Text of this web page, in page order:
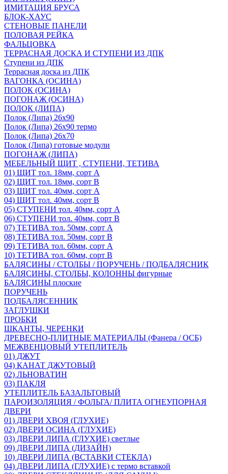
ИМИТАЦИЯ БРУСА
БЛОК-ХАУС
СТЕНОВЫЕ ПАНЕЛИ
ПОЛОВАЯ РЕЙКА
ФАЛЬЦОВКА
ТЕРРАСНАЯ ДОСКА И СТУПЕНИ ИЗ ДПК
Ступени из ДПК
Террасная доска из ДПК
ВАГОНКА (ОСИНА)
ПОЛОК (ОСИНА)
ПОГОНАЖ (ОСИНА)
ПОЛОК (ЛИПА)
Полок (Липа) 26х90
Полок (Липа) 26х90 термо
Полок (Липа) 26х70
Полок (Липа) готовые модули
ПОГОНАЖ (ЛИПА)
МЕБЕЛЬНЫЙ ЩИТ , СТУПЕНИ, ТЕТИВА
01) ЩИТ тол. 18мм, сорт А
02) ЩИТ тол. 18мм, сорт В
03) ЩИТ тол. 40мм, сорт А
04) ЩИТ тол. 40мм, сорт В
05) СТУПЕНИ тол. 40мм, сорт А
06) СТУПЕНИ тол. 40мм, сорт В
07) ТЕТИВА тол. 50мм, сорт А
08) ТЕТИВА тол. 50мм, сорт В
09) ТЕТИВА тол. 60мм, сорт А
10) ТЕТИВА тол. 60мм, сорт В
БАЛЯСИНЫ / СТОЛБЫ / ПОРУЧЕНЬ / ПОДБАЛЯСНИК
БАЛЯСИНЫ, СТОЛБЫ, КОЛОННЫ фигурные
БАЛЯСИНЫ плоские
ПОРУЧЕНЬ
ПОДБАЛЯСЕННИК
ЗАГЛУШКИ
ПРОБКИ
ШКАНТЫ, ЧЕРЕНКИ
ДРЕВЕСНО-ПЛИТНЫЕ МАТЕРИАЛЫ (Фанера / ОСБ)
МЕЖВЕНЦОВЫЙ УТЕПЛИТЕЛЬ
01) ДЖУТ
04) КАНАТ ДЖУТОВЫЙ
02) ЛЬНОВАТИН
03) ПАКЛЯ
УТЕПЛИТЕЛЬ БАЗАЛЬТОВЫЙ
ПАРОИЗОЛЯЦИЯ / ФОЛЬГА/ ПЛИТА ОГНЕУПОРНАЯ
ДВЕРИ
01) ДВЕРИ ХВОЯ (ГЛУХИЕ)
02) ДВЕРИ ОСИНА (ГЛУХИЕ)
03) ДВЕРИ ЛИПА (ГЛУХИЕ) светлые
09) ДВЕРИ ЛИПА (ДИЗАЙН)
10) ДВЕРИ ЛИПА (ВСТАВКИ СТЕКЛА)
04) ДВЕРИ ЛИПА (ГЛУХИЕ) с термо вставкой